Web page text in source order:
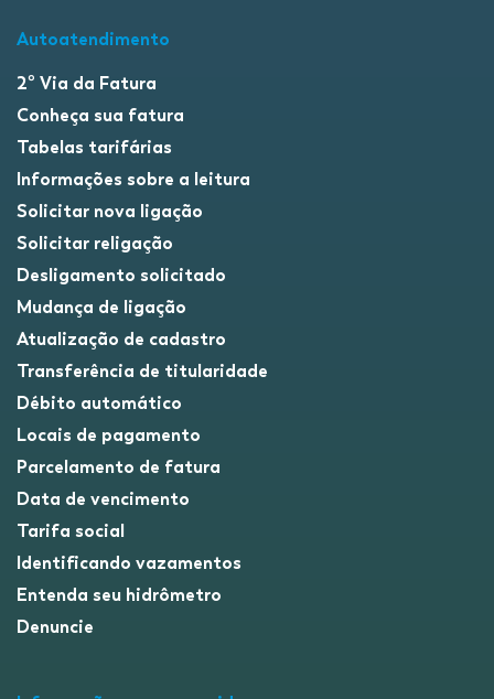
Autoatendimento
2º Via da Fatura
Conheça sua fatura
Tabelas tarifárias
Informações sobre a leitura
Solicitar nova ligação
Solicitar religação
Desligamento solicitado
Mudança de ligação
Atualização de cadastro
Transferência de titularidade
Débito automático
Locais de pagamento
Parcelamento de fatura
Data de vencimento
Tarifa social
Identificando vazamentos
Entenda seu hidrômetro
Denuncie